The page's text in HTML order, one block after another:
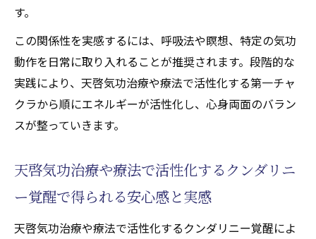
す。
この関係性を実感するには、呼吸法や瞑想、特定の気功
動作を日常に取り入れることが推奨されます。段階的な
実践により、天啓気功治療や療法で活性化する第一チャ
クラから順にエネルギーが活性化し、心身両面のバラン
スが整っていきます。
天啓気功治療や療法で活性化するクンダリニ
ー覚醒で得られる安心感と実感
天啓気功治療や療法で活性化するクンダリニー覚醒によ